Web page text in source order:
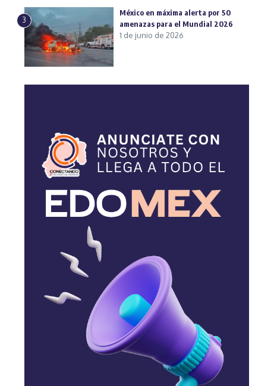
3
México en máxima alerta por 50
amenazas para el Mundial 2026
1 de junio de 2026